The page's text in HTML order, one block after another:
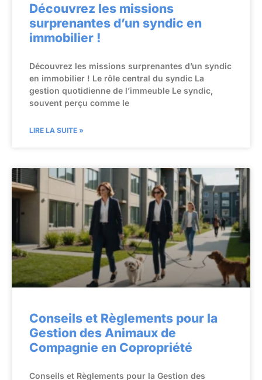
Découvrez les missions
surprenantes d’un syndic en
immobilier !
Découvrez les missions surprenantes d’un syndic
en immobilier ! Le rôle central du syndic La
gestion quotidienne de l’immeuble Le syndic,
souvent perçu comme le
LIRE LA SUITE »
Conseils et Règlements pour la
Gestion des Animaux de
Compagnie en Copropriété
Conseils et Règlements pour la Gestion des